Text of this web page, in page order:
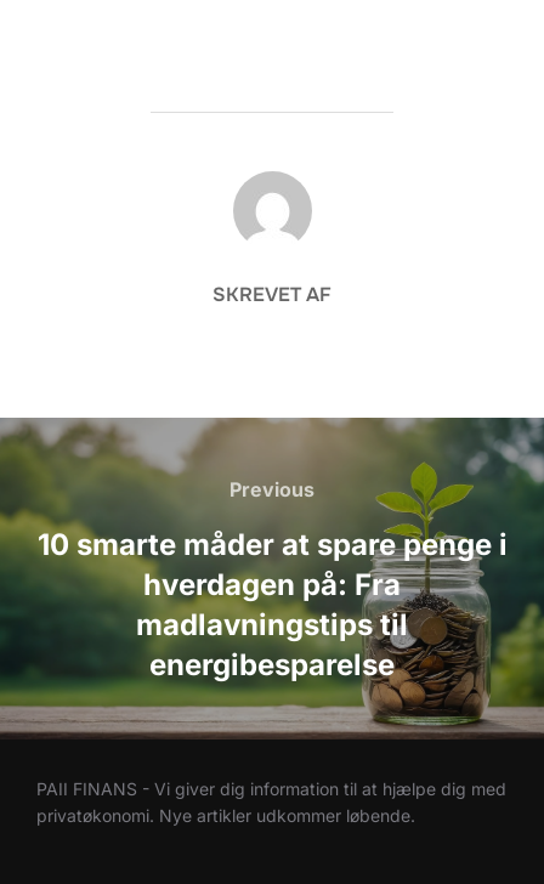
FORFATTER
SKREVET AF
Indlægsnavigation
Previous
Previous
10 smarte måder at spare penge i
hverdagen på: Fra
madlavningstips til
energibesparelse
PAII FINANS - Vi giver dig information til at hjælpe dig med
privatøkonomi. Nye artikler udkommer løbende.